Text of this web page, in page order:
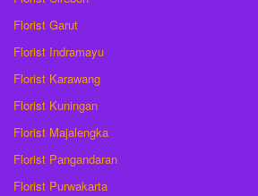
Florist Garut
Florist Indramayu
Florist Karawang
Florist Kuningan
Florist Majalengka
Florist Pangandaran
Florist Purwakarta